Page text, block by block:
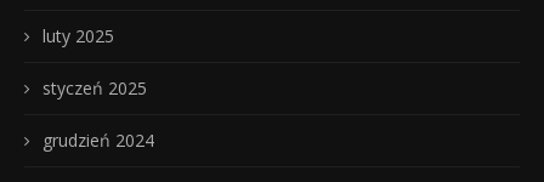
luty 2025
styczeń 2025
grudzień 2024